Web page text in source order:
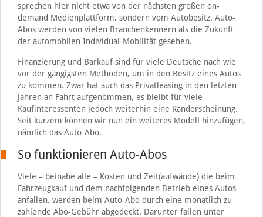
sprechen hier nicht etwa von der nächsten großen on-
demand Medienplattform, sondern vom Autobesitz. Auto-
Abos werden von vielen Branchenkennern als die Zukunft
der automobilen Individual-Mobilität gesehen.
Finanzierung und Barkauf sind für viele Deutsche nach wie
vor der gängigsten Methoden, um in den Besitz eines Autos
zu kommen. Zwar hat auch das Privatleasing in den letzten
Jahren an Fahrt aufgenommen, es bleibt für viele
Kaufinteressenten jedoch weiterhin eine Randerscheinung.
Seit kurzem können wir nun ein weiteres Modell hinzufügen,
nämlich das Auto-Abo.
So funktionieren Auto-Abos
Viele – beinahe alle – Kosten und Zeit(aufwände) die beim
Fahrzeugkauf und dem nachfolgenden Betrieb eines Autos
anfallen, werden beim Auto-Abo durch eine monatlich zu
zahlende Abo-Gebühr abgedeckt. Darunter fallen unter